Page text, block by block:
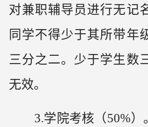
对兼职辅导员进行无记
同学不得少于其所带年
三分之二。少于学生数
无效。
3.学院考核（50%